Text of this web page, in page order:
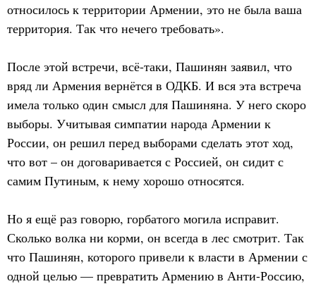
относилось к территории Армении, это не была ваша
территория. Так что нечего требовать».
После этой встречи, всё-таки, Пашинян заявил, что
вряд ли Армения вернётся в ОДКБ. И вся эта встреча
имела только один смысл для Пашиняна. У него скоро
выборы. Учитывая симпатии народа Армении к
России, он решил перед выборами сделать этот ход,
что вот – он договаривается с Россией, он сидит с
самим Путиным, к нему хорошо относятся.
Но я ещё раз говорю, горбатого могила исправит.
Сколько волка ни корми, он всегда в лес смотрит. Так
что Пашинян, которого привели к власти в Армении с
одной целью — превратить Армению в Анти-Россию,